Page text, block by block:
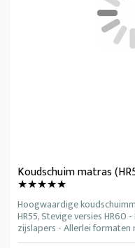
Koudschuim matras
★★★★★
Hoogwaardige
HR55, Stevige versies
zijslapers - Allerlei formaten